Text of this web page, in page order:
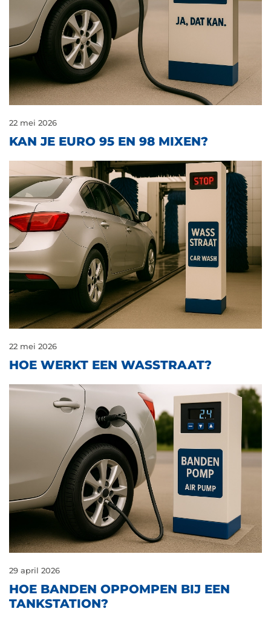
22 mei 2026
KAN JE EURO 95 EN 98 MIXEN?
22 mei 2026
HOE WERKT EEN WASSTRAAT?
29 april 2026
HOE BANDEN OPPOMPEN BIJ EEN
TANKSTATION?